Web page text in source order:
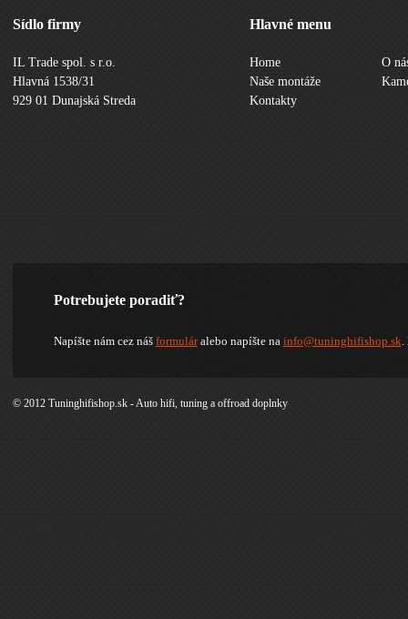
Sídlo firmy
IL Trade spol. s r.o.
Hlavná 1538/31
929 01 Dunajská Streda
Hlavné menu
Home
O
Naše montáže
Kontakty
Potrebujete poradiť?
Napíšte nám cez náš formuláralebo napíšte na info@tuninghifishop.sk.
© 2012 Tuninghifishop.sk - Auto hifi, tuning a offroad doplnky